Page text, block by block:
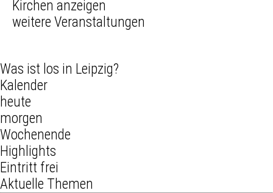
weitere Veranstaltungen
Was ist los in Leipzig?
Kalender
heute
morgen
Wochenende
Highlights
Eintritt frei
Aktuelle Themen